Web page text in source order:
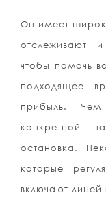
Он имеет
отслеживают
чтобы помочь
подходящее
прибыль.
конкретной
остановка.
которые
включают